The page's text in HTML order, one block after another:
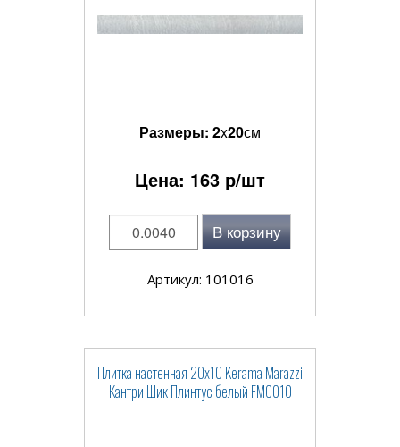
Размеры: 2x20см
Цена: 163 р/шт
В корзину
Артикул: 101016
Плитка настенная 20x10 Kerama Marazzi
Кантри Шик Плинтус белый FMC010